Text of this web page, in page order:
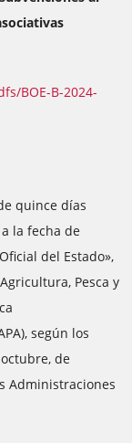
BOE-B-2024-
quince días
la fecha de
del Estado»,
Pesca y
según los
de
Administraciones